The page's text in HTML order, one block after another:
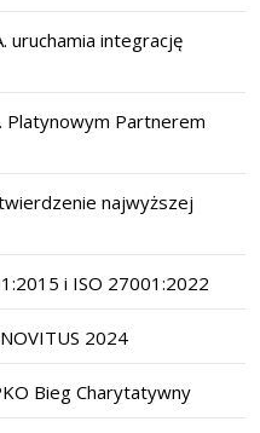
uruchamia integrację
Platynowym Partnerem
najwyższej
i ISO 27001:2022
2024
Bieg Charytatywny